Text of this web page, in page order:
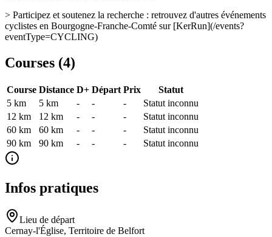
> Participez et soutenez la recherche : retrouvez d'autres événements
cyclistes en Bourgogne-Franche-Comté sur [KerRun](/events?
eventType=CYCLING)
Courses (4)
Course Distance D+ Départ Prix
Statut
5 km
5 km - - -
Statut inconnu
12 km
12 km - - -
Statut inconnu
60 km
60 km - - -
Statut inconnu
90 km
90 km - - - Statut inconnu
Infos pratiques
Lieu de départ
Cernay-l'Église, Territoire de Belfort